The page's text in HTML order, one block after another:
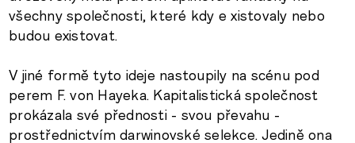
všechny společnosti, které kdy e xistovaly nebo
budou existovat.
V jiné formě tyto ideje nastoupily na scénu pod
perem F. von Hayeka. Kapitalistická společnost
prokázala své přednosti - svou převahu -
prostřednictvím darwinovské selekce. Jedině ona